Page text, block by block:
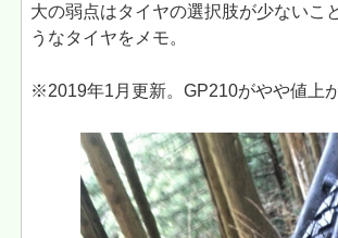
大の弱点はタイヤの選択肢が少ないこ
うなタイヤをメモ。
※2019年1月更新。GP210がやや値上